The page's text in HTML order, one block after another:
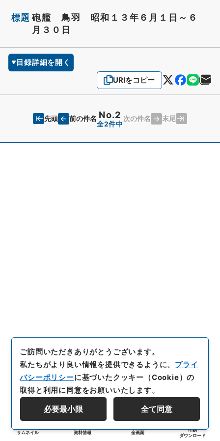
標題 砲艦 鳥羽 昭和１３年６月１日～６
月３０日
目録詳細を開く
URIをコピー
先頭 前の件名 No.2
全2件中
次の件名 末尾
サムネイル 資料情報 全画面
印刷
ダウンロード
ご訪問いただきありがとうございます。
私たちがより良い情報を提供できるように、 プライ
バシーポリシーに基づいたクッキー（Cookie）の
取得と利用に同意をお願いいたします。
必要最小限 全て同意